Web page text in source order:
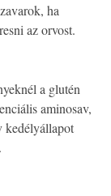
ha
az orvost.
a glutén
aminosav,
kedélyállapot